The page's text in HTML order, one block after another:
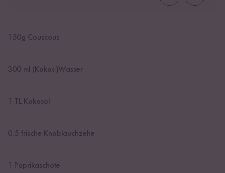
150g Couscous
300 ml (Kokos-)Wasser
1 TL Kokosöl
0,5 frische Knoblauchzehe
1 Paprikaschote